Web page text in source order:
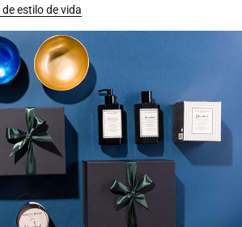
de estilo de vida